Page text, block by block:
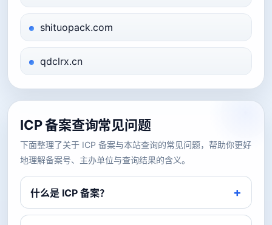
shituopack.com
qdclrx.cn
ICP 备案查询常见问题
下面整理了关于 ICP 备案与本站查询的常见问题，帮助你更好
地理解备案号、主办单位与查询结果的含义。
什么是 ICP 备案？